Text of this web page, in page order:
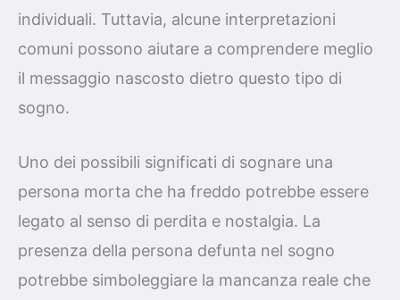
individuali. Tuttavia, alcune interpretazioni
comuni possono aiutare a comprendere meglio
il messaggio nascosto dietro questo tipo di
sogno.
Uno dei possibili significati di sognare una
persona morta che ha freddo potrebbe essere
legato al senso di perdita e nostalgia. La
presenza della persona defunta nel sogno
potrebbe simboleggiare la mancanza reale che